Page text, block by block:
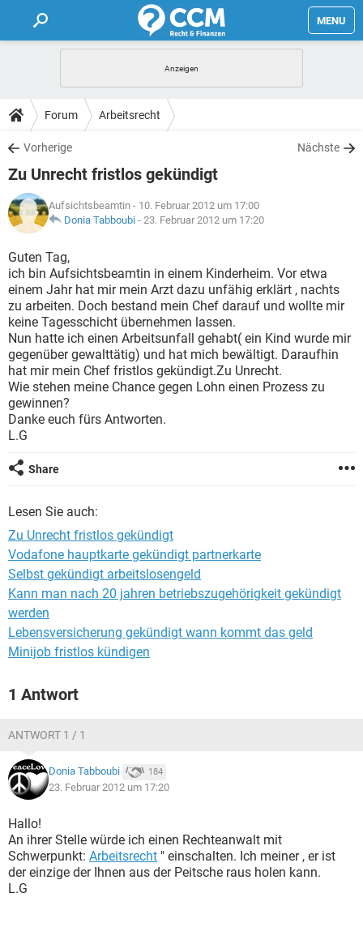
MENU
FORUM
TIPPS
Forum Arbeitsrecht
Vorherige Nächste
Zu Unrecht fristlos gekündigt
Aufsichtsbeamtin - 10. Februar 2012 um 17:00
Donia Tabboubi - 23. Februar 2012 um 17:20
Guten Tag,
ich bin Aufsichtsbeamtin in einem Kinderheim. Vor etwa
einem Jahr hat mir mein Arzt dazu unfähig erklärt , nachts
zu arbeiten. Doch bestand mein Chef darauf und wollte mir
keine Tagesschicht übernehmen lassen.
Nun hatte ich einen Arbeitsunfall gehabt( ein Kind wurde mir
gegenüber gewalttätig) und hat mich bewältigt. Daraufhin
hat mir mein Chef fristlos gekündigt.Zu Unrecht.
Wie stehen meine Chance gegen Lohn einen Prozess zu
gewinnen?
Danke euch fürs Antworten.
L.G
Share
Lesen Sie auch:
Zu Unrecht fristlos gekündigt
Vodafone hauptkarte gekündigt partnerkarte
Selbst gekündigt arbeitslosengeld
Kann man nach 20 jahren betriebszugehörigkeit gekündigt
werden
Lebensversicherung gekündigt wann kommt das geld
Minijob fristlos kündigen
1 Antwort
ANTWORT 1 / 1
Donia Tabboubi 184
23. Februar 2012 um 17:20
Hallo!
An ihrer Stelle würde ich einen Rechteanwalt mit
Schwerpunkt: Arbeitsrecht " einschalten. Ich meiner , er ist
der einzige der Ihnen aus der Peitsche raus holen kann.
L.G